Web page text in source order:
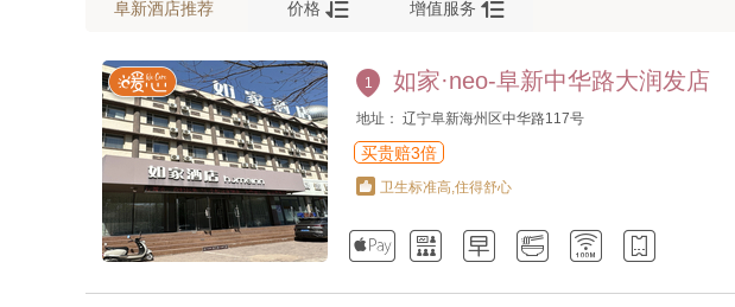
阜新酒店推荐 价格  增值服务 
1 如家·neo-阜新中华路大润发店
地址： 辽宁阜新海州区中华路117号
买贵赔3倍
卫生标准高,住得舒心
     